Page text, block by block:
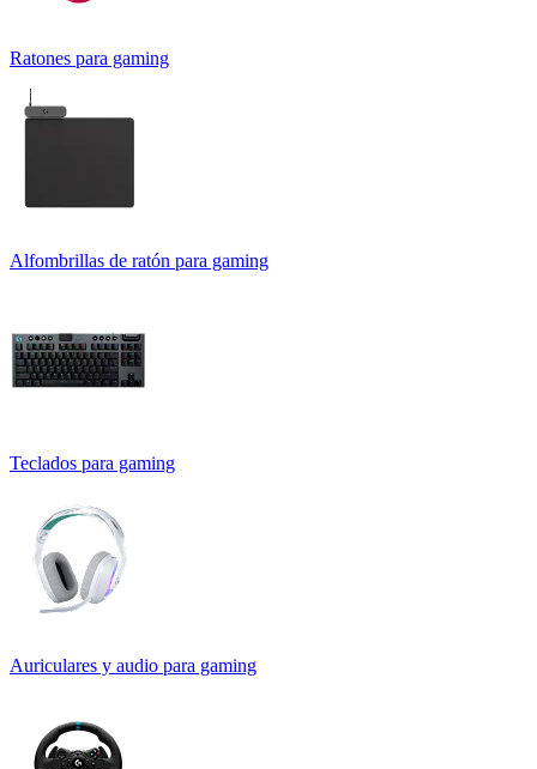
Ratones para gaming
Alfombrillas de ratón para gaming
Teclados para gaming
Auriculares y audio para gaming